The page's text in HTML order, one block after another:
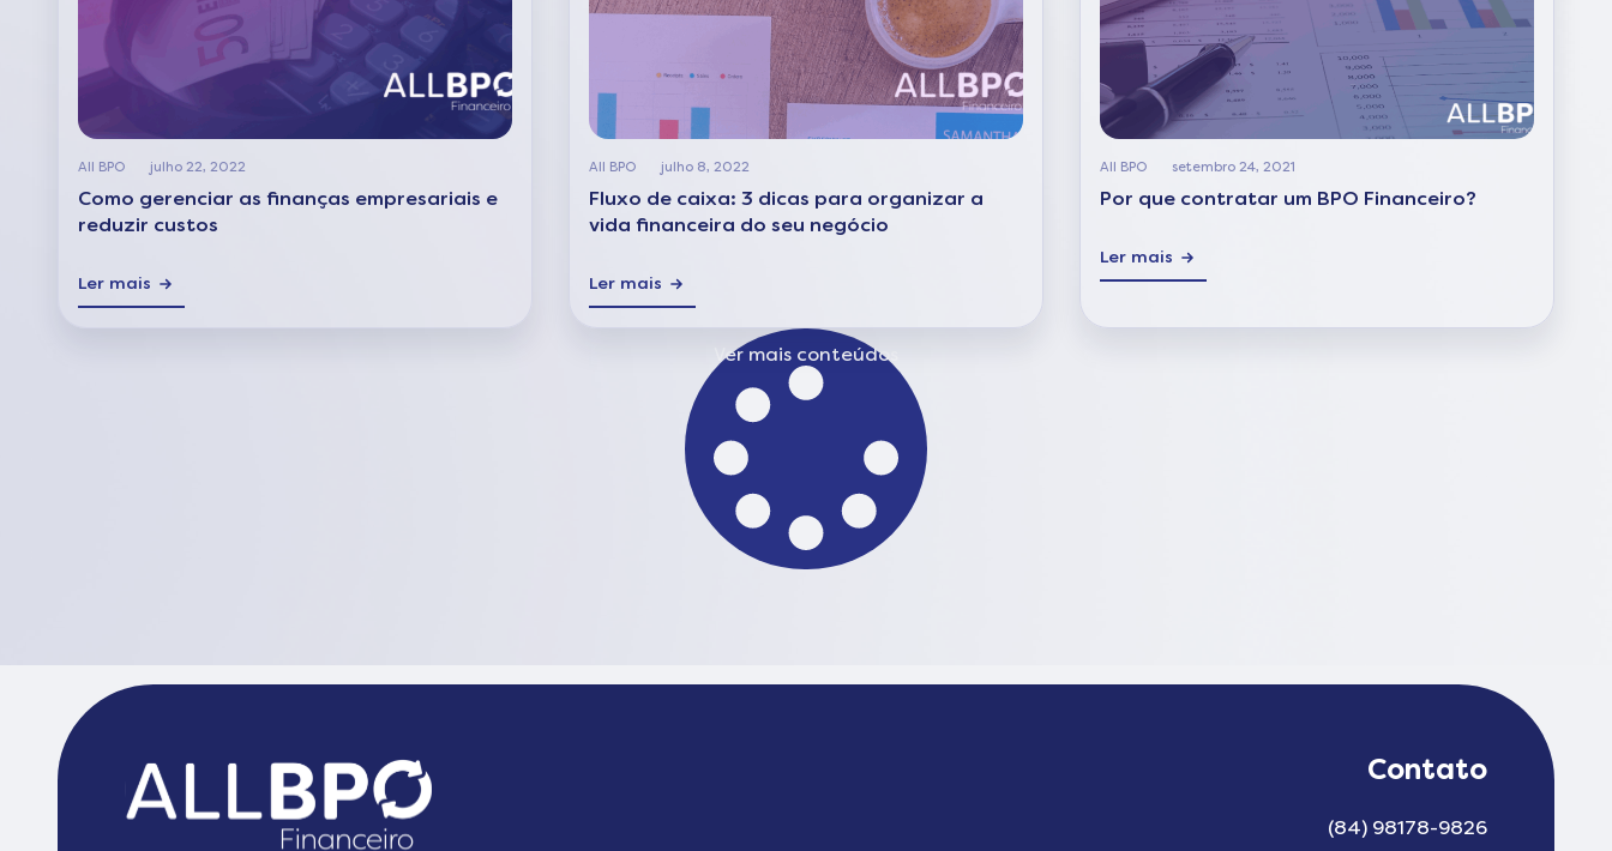
All BPO julho 22, 2022
Como gerenciar as finanças empresariais e
reduzir custos
Ler mais
All BPO julho 8, 2022
Fluxo de caixa: 3 dicas para organizar a
vida financeira do seu negócio
Ler mais
All BPO setembro 24, 2021
Por que contratar um BPO Financeiro?
Ler mais
Ver mais conteúdos
Contato
(84) 98178-9826